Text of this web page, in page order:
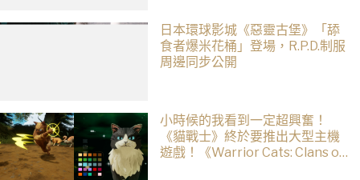
日本環球影城《惡靈古堡》「舔
食者爆米花桶」登場，R.P.D.制服
周邊同步公開
小時候的我看到一定超興奮！
《貓戰士》終於要推出大型主機
遊戲！《Warrior Cats: Clans of